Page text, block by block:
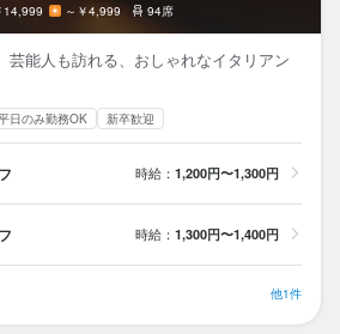
14,999 ～￥4,999 94席
芸能人も訪れる、おしゃれなイタリアン
日のみ勤務OK 新卒歓迎
時給： 1,200円〜1,300円
時給： 1,300円〜1,400円
他1件